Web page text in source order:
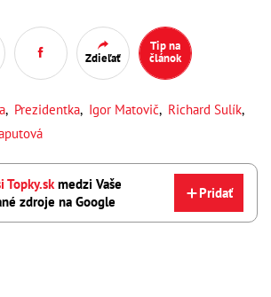
Zdieľať
Tip na
článok
, Prezidentka, Igor Matovič, Richard Sulík,
Topky.sk medzi Vaše
zdroje na Google
Pridať